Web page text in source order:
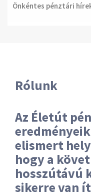
Önkéntes pénztári
Rólunk
Az Életút
elismert
hogy a
hosszútávú
sikerre van